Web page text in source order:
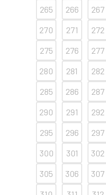
265
266 267
270
271 272
275
276 277
280
281 282
285
286 287
290
291 292
295
296 297
300
301 302
305
306 307